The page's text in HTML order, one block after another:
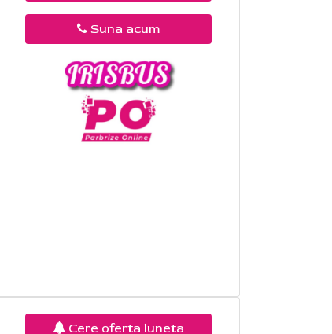
Suna acum
Cere oferta luneta